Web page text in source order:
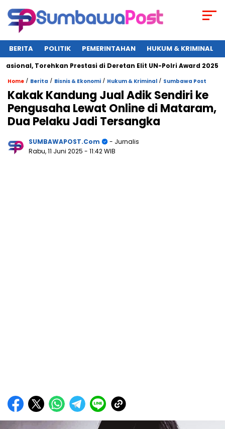
BERITA POLITIK PEMERINTAHAN HUKUM & KRIMINAL
Torehkan Prestasi di Deretan Elit UN-Polri Award 2025
Home / Berita / Bisnis & Ekonomi / Hukum & Kriminal / Sumbawa Post
Kakak Kandung Jual Adik Sendiri ke
Pengusaha Lewat Online di Mataram,
Dua Pelaku Jadi Tersangka
SUMBAWAPOST.com
- Jurnalis
Rabu, 11 Juni 2025 - 11:42 WIB